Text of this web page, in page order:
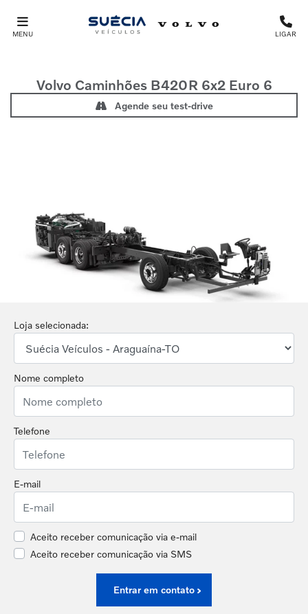
MENU LIGAR
Volvo CaminhõesB420R 6x2 Euro 6
Agende seu test-drive
Loja selecionada:
Nome completo
Telefone
E-mail
Aceito receber comunicação via e-mail
Aceito receber comunicação via SMS
Entrar em contato
Anterior